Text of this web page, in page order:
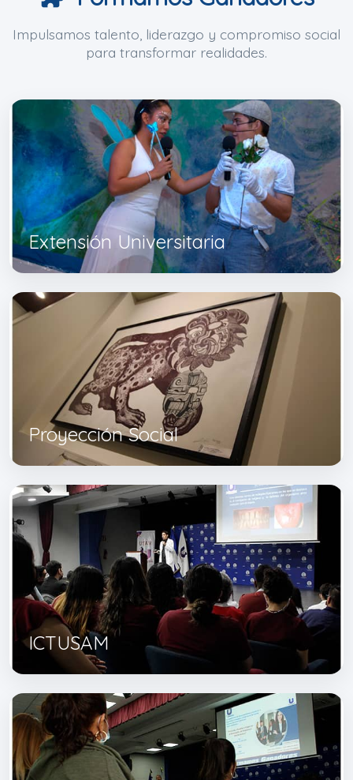
Impulsamos talento, liderazgo y compromiso social
para transformar realidades.
Extensión Universitaria
Proyección Social
ICTUSAM